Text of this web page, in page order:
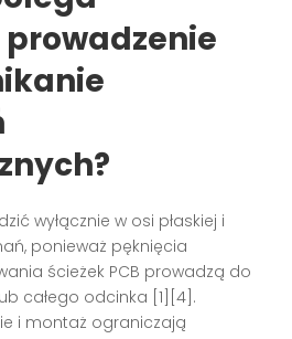
wyłącznie w osi płaskiej i
ponieważ pęknięcia
ścieżek PCB prowadzą do
całego odcinka [1][4].
i montaż ograniczają